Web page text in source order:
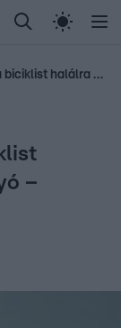
Randi Celeb vagyok,
Gallusz
Két hónapig rejtőzött a biciklist halálra gázoló cserbenhagyó – elfogták
–